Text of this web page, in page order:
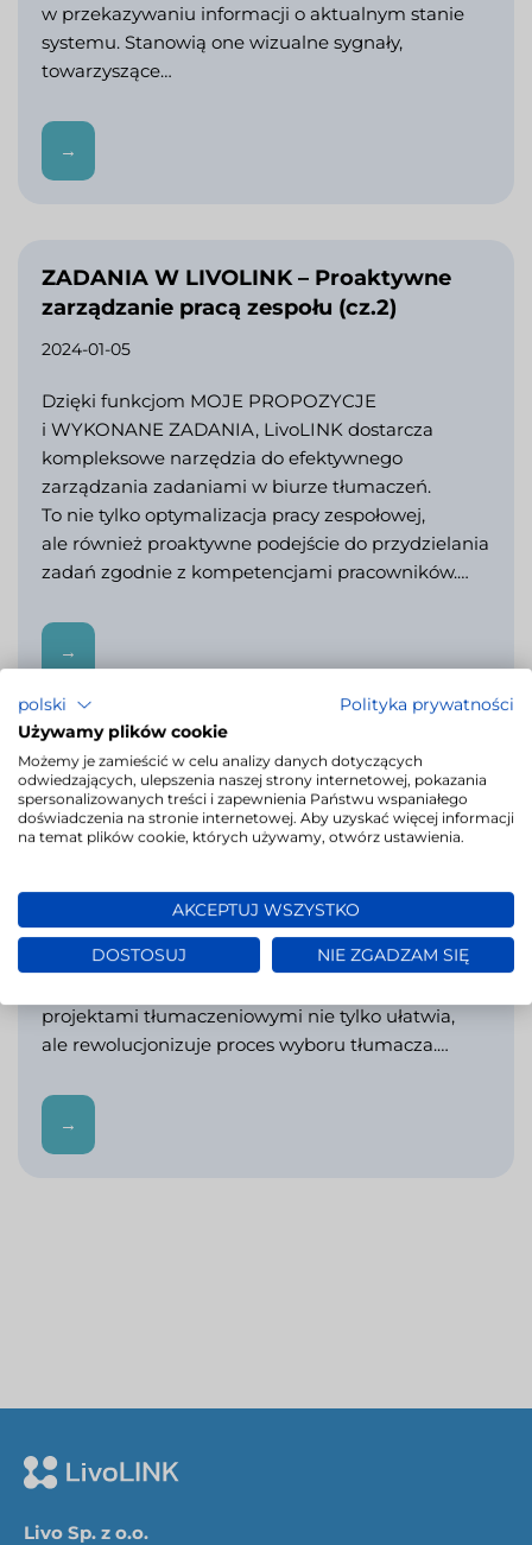
w przekazywaniu informacji o aktualnym stanie
systemu. Stanowią one wizualne sygnały,
towarzyszące…
→
ZADANIA W LIVOLINK – Proaktywne
zarządzanie pracą zespołu (cz.2)
2024-01-05
Dzięki funkcjom MOJE PROPOZYCJE
i WYKONANE ZADANIA, LivoLINK dostarcza
kompleksowe narzędzia do efektywnego
zarządzania zadaniami w biurze tłumaczeń.
To nie tylko optymalizacja pracy zespołowej,
ale również proaktywne podejście do przydzielania
zadań zgodnie z kompetencjami pracowników.…
→
LivoLINK – rewolucja w wyborze
tłumacza dla biur tłumaczeń
2023-11-22
W dzisiejszym dynamicznym świecie, skuteczne
zarządzanie zespołem tłumaczy jest kluczowe dla
sukcesu biur tłumaczeń. LivoLINK, czyli
projektami tłumaczeniowymi nie tylko ułatwia,
ale rewolucjonizuje proces wyboru tłumacza.…
→
Livo Sp. z o.o.
polski
Polityka prywatności
Używamy plików cookie
Możemy je zamieścić w celu analizy danych dotyczących
odwiedzających, ulepszenia naszej strony internetowej, pokazania
spersonalizowanych treści i zapewnienia Państwu wspaniałego
doświadczenia na stronie internetowej. Aby uzyskać więcej informacji
na temat plików cookie, których używamy, otwórz ustawienia.
AKCEPTUJ WSZYSTKO
DOSTOSUJ NIE ZGADZAM SIĘ